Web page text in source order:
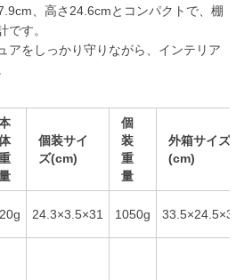
、高さ24.6cmとコンパクトで、棚
です。
アをしっかり守りながら、インテリア
個装サイ
ズ(cm)
個
装
重
量
外箱サイズ
(cm)
24.3×3.5×31 1050g